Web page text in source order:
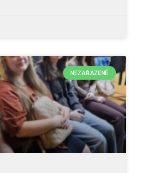
NEZAŘAZENÉ